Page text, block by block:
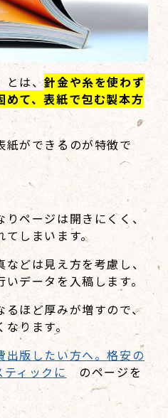
とは、針金や糸を使わず
て、表紙で包む製本方
紙ができるのが特徴で
ページは開きにくく、
しまいます。
どは見え方を考慮し、
データを入稿します。
ほど厚みが増すので、
ります。
出版したい方へ。格安の
ィックに
のページを